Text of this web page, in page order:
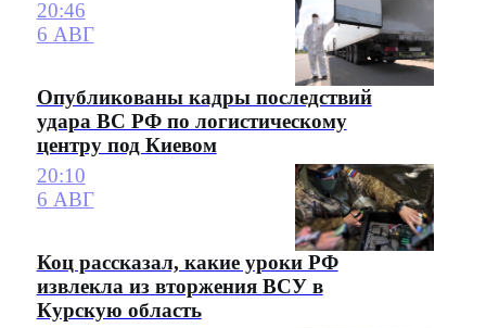
20:46
6 АВГ
Опубликованы кадры последствий
удара ВС РФ по логистическому
центру под Киевом
20:10
6 АВГ
Коц рассказал, какие уроки РФ
извлекла из вторжения ВСУ в
Курскую область